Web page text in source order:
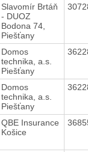
Slavomír Brtáň
- DUOZ
Bodona 74,
Piešťany
Domos
technika, a.s.
Piešťany
Domos
technika, a.s.
Piešťany
QBE Insurance
Košice